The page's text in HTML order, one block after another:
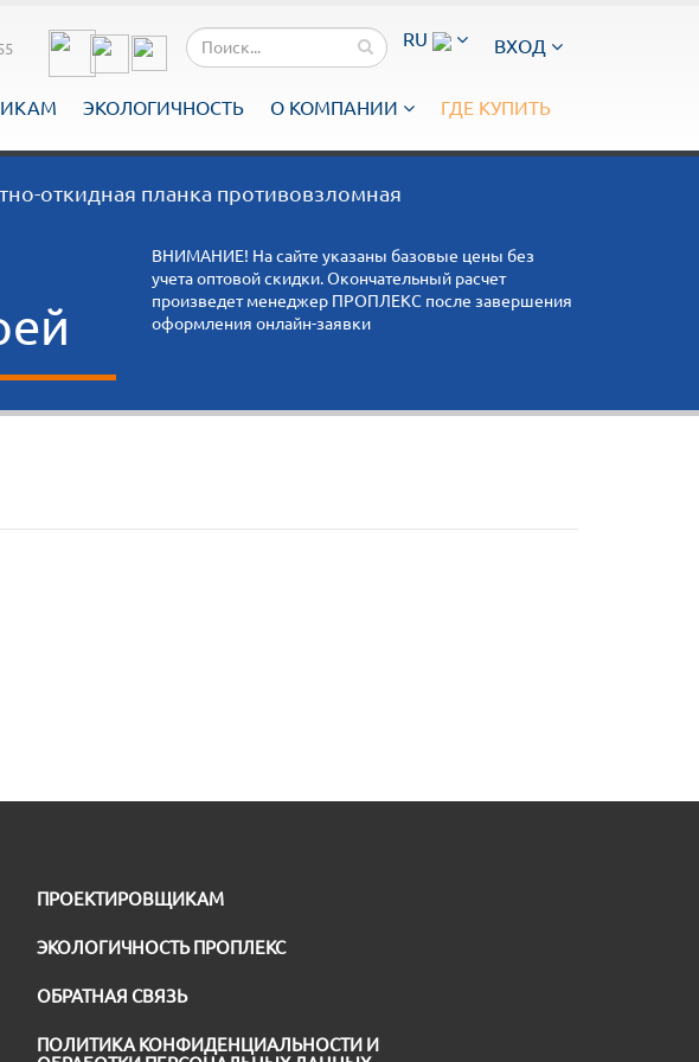
RU ВХОД
ЭКОЛОГИЧНОСТЬ О КОМПАНИИ ГДЕ КУПИТЬ
откидная планка противовзломная
ВНИМАНИЕ! На сайте указаны базовые цены без
учета оптовой скидки. Окончательный расчет
произведет менеджер ПРОПЛЕКС после завершения
оформления онлайн-заявки
ПРОЕКТИРОВЩИКАМ
ЭКОЛОГИЧНОСТЬ ПРОПЛЕКС
ОБРАТНАЯ СВЯЗЬ
ПОЛИТИКА КОНФИДЕНЦИАЛЬНОСТИ И